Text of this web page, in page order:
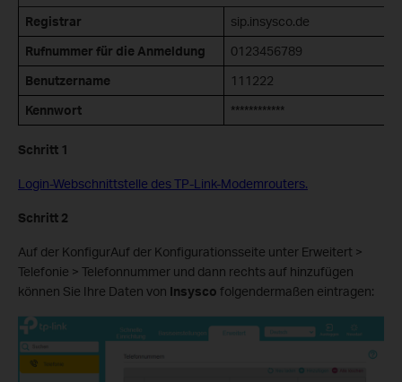
Registrar
sip.insysco.de
Rufnummer für die Anmeldung
0123456789
Benutzername
111222
Kennwort
************
Schritt 1
Login-Webschnittstelle des TP-Link-Modemrouters.
Schritt 2
Auf der KonfigurAuf der Konfigurationsseite unter Erweitert >
Telefonie > Telefonnummer und dann rechts auf hinzufügen
können Sie Ihre Daten von Insysco folgendermaßen eintragen: